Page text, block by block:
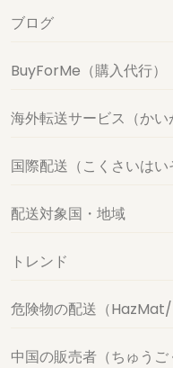
ブログ
BuyForMe（購入代行）
海外転送サービス（かい
国際配送（こくさいはい
配送対象国・地域
トレンド
危険物の配送（HazMat/
中国の販売者（ちゅうご